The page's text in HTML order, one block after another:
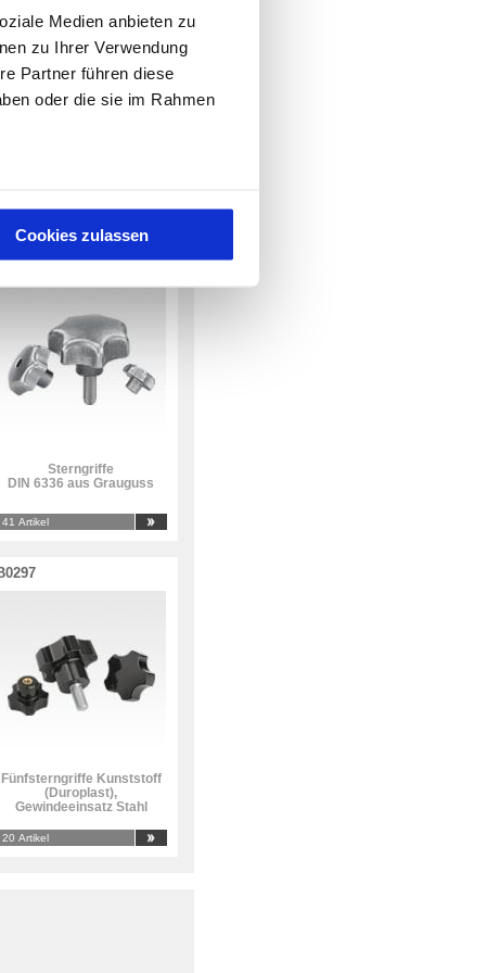
Medien anbieten zu
zu Ihrer Verwendung
Partner führen diese
oder die sie im Rahmen
Cookies zulassen
Sterngriffe
DIN 6336 aus Grauguss
41 Artikel
Fünfsterngriffe Kunststoff
(Duroplast),
Gewindeeinsatz Stahl
20 Artikel